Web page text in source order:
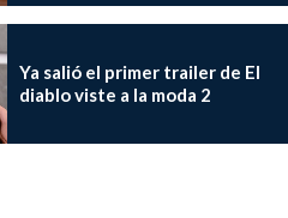
Ya salió el primer trailer de El
diablo viste a la moda 2